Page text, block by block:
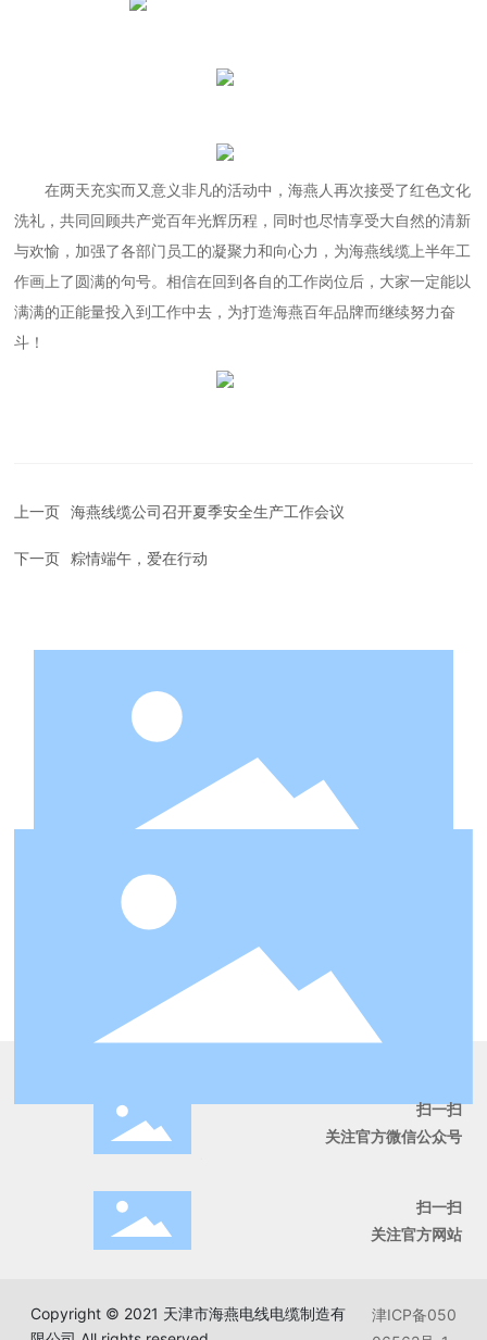
在两天充实而又意义非凡的活动中，海燕人再次接受了红色文化
洗礼，共同回顾共产党百年光辉历程，同时也尽情享受大自然的清新
与欢愉，加强了各部门员工的凝聚力和向心力，为海燕线缆上半年工
作画上了圆满的句号。相信在回到各自的工作岗位后，大家一定能以
满满的正能量投入到工作中去，为打造海燕百年品牌而继续努力奋
斗！
上一页 海燕线缆公司召开夏季安全生产工作会议
下一页 粽情端午，爱在行动
扫一扫
关注官方微信公众号
扫一扫
关注官方网站
Copyright © 2021 天津市海燕电线电缆制造有
津ICP备050